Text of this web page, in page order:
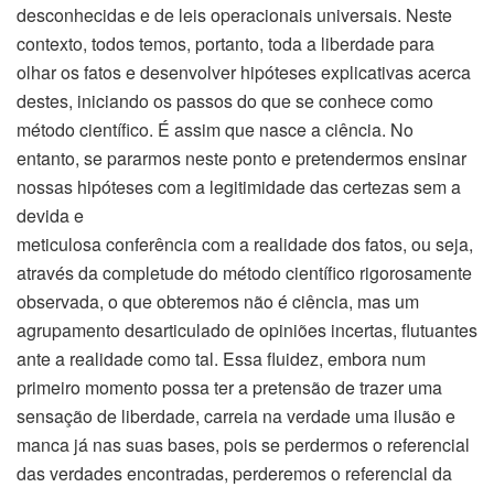
desconhecidas e de leis operacionais universais. Neste
contexto, todos temos, portanto, toda a liberdade para
olhar os fatos e desenvolver hipóteses explicativas acerca
destes, iniciando os passos do que se conhece como
método científico. É assim que nasce a ciência. No
entanto, se pararmos neste ponto e pretendermos ensinar
nossas hipóteses com a legitimidade das certezas sem a
devida e
meticulosa conferência com a realidade dos fatos, ou seja,
através da completude do método científico rigorosamente
observada, o que obteremos não é ciência, mas um
agrupamento desarticulado de opiniões incertas, flutuantes
ante a realidade como tal. Essa fluidez, embora num
primeiro momento possa ter a pretensão de trazer uma
sensação de liberdade, carreia na verdade uma ilusão e
manca já nas suas bases, pois se perdermos o referencial
das verdades encontradas, perderemos o referencial da